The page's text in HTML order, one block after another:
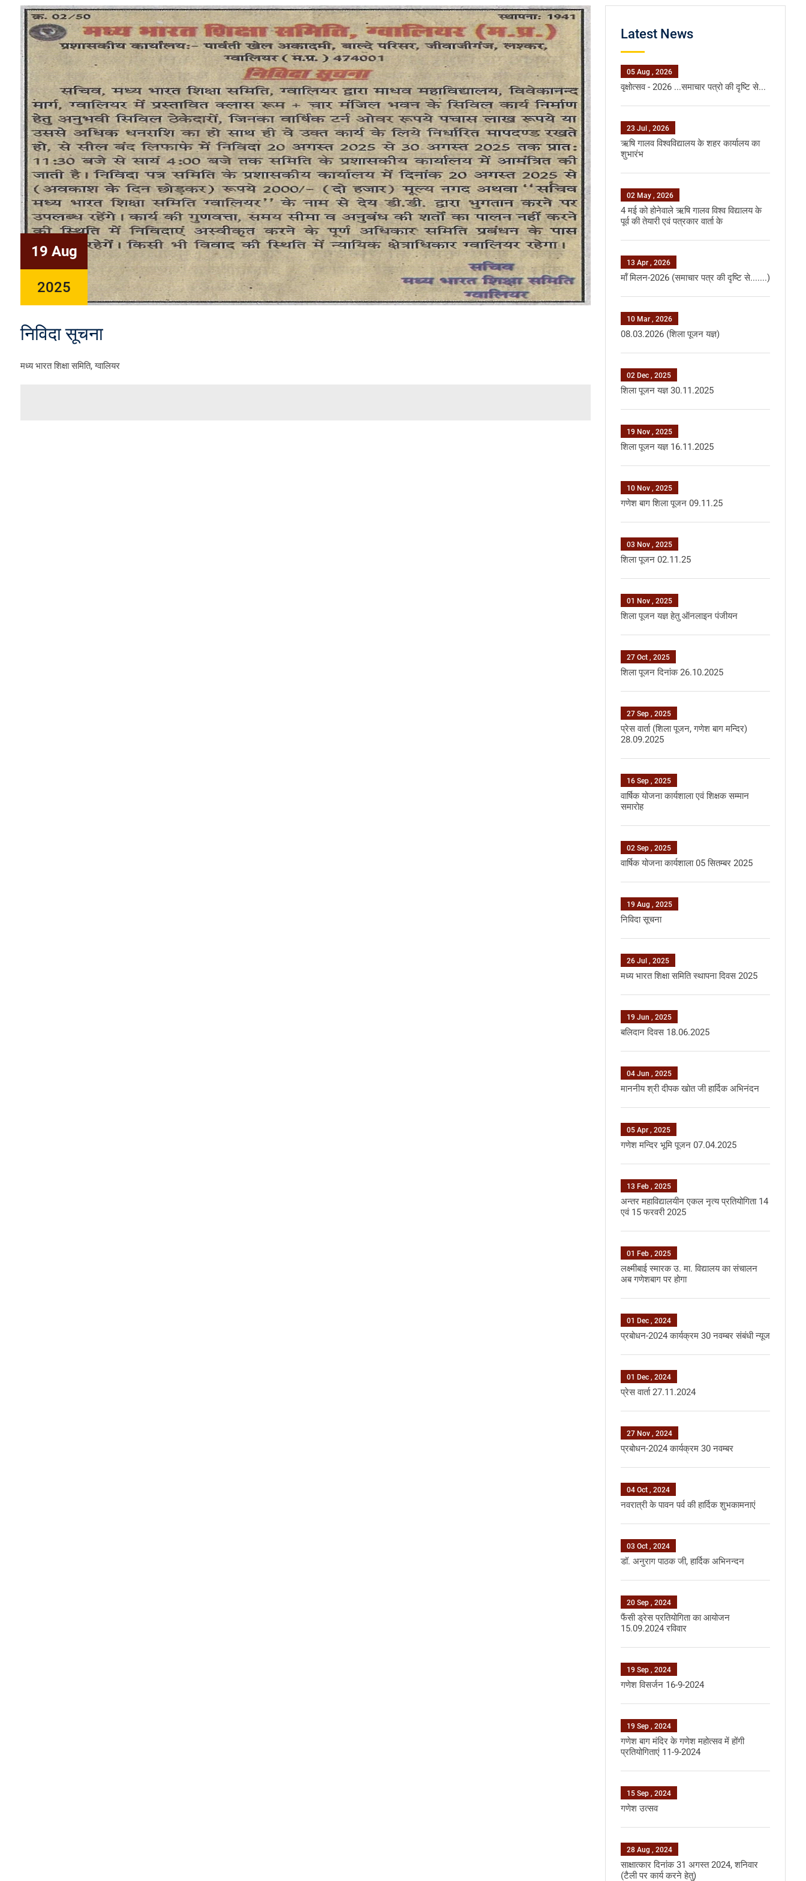
19 Aug
2025
निविदा सूचना
मध्‍य भारत शिक्षा समिति, ग्‍वालियर
Latest News
05 Aug , 2026
वृक्षोत्सव - 2026 ...समाचार पत्रो की दृष्टि से...
23 Jul , 2026
ऋषि गालव विश्वविद्यालय के शहर कार्यालय का
शुभारंभ
02 May , 2026
4 मई को होनेवाले ऋषि गालव विश्व विद्यालय के
पूर्व की तेयारी एवं पत्रकार वार्ता के
13 Apr , 2026
मॉं मिलन-2026 (समाचार पत्र की दृष्टि से.......)
10 Mar , 2026
08.03.2026 (शिला पूजन यज्ञ)
02 Dec , 2025
शिला पूजन यज्ञ 30.11.2025
19 Nov , 2025
शिला पूजन यज्ञ 16.11.2025
10 Nov , 2025
गणेश बाग शिला पूजन 09.11.25
03 Nov , 2025
शिला पूजन 02.11.25
01 Nov , 2025
शिला पूजन यज्ञ हेतु ऑनलाइन पंजीयन
27 Oct , 2025
शिला पूजन दिनांक 26.10.2025
27 Sep , 2025
प्रेस वार्ता (शिला पूजन, गणेश बाग मन्दिर)
28.09.2025
16 Sep , 2025
वार्षिक योजना कार्यशाला एवं शिक्षक सम्‍मान
समारोह
02 Sep , 2025
वार्षिक योजना कार्यशाला 05 सितम्‍बर 2025
19 Aug , 2025
निविदा सूचना
26 Jul , 2025
मध्‍य भारत शिक्षा समिति स्‍थापना दिवस 2025
19 Jun , 2025
बलिदान दिवस 18.06.2025
04 Jun , 2025
माननीय श्री दीपक खोत जी हार्दिक अभिनंदन
05 Apr , 2025
गणेश मन्दिर भूमि पूजन 07.04.2025
13 Feb , 2025
अन्‍तर महाविद्यालयीन एकल नृत्‍य प्रतियोगिता 14
एवं 15 फरवरी 2025
01 Feb , 2025
लक्ष्मीबाई स्मारक उ. मा. विद्यालय का संचालन
अब गणेशबाग पर होगा
01 Dec , 2024
प्रबोधन-2024 कार्यक्रम 30 नवम्‍बर संबंधी न्‍यूज
01 Dec , 2024
प्रेस वार्ता 27.11.2024
27 Nov , 2024
प्रबोधन-2024 कार्यक्रम 30 नवम्बर
04 Oct , 2024
नवरात्री के पावन पर्व की हार्दिक शुभकामनाएं
03 Oct , 2024
डॉ. अनुराग पाठक जी, हार्दिक अभिनन्‍दन
20 Sep , 2024
फैंसी ड्रेस प्रतियोगिता का आयोजन
15.09.2024 रविवार
19 Sep , 2024
गणेश विसर्जन 16-9-2024
19 Sep , 2024
गणेश बाग मंदिर के गणेश महोत्‍सव में होंगी
प्रतियोगिताएं 11-9-2024
15 Sep , 2024
गणेश उत्सव
28 Aug , 2024
साक्षात्‍कार दिनांक 31 अगस्‍त 2024, शनिवार
(टैली पर कार्य करने हेतु)